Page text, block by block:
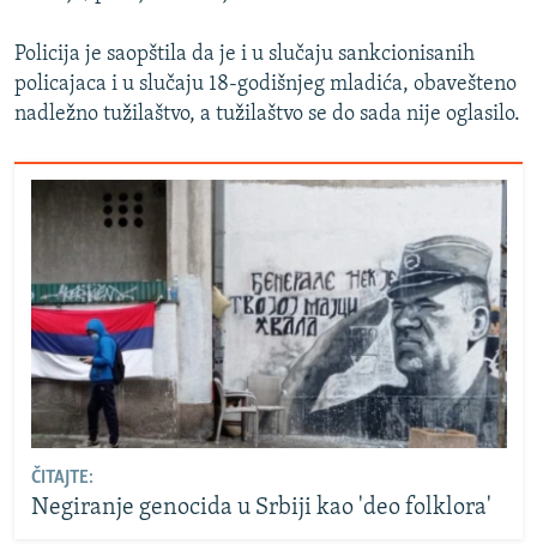
Policija je saopštila da je i u slučaju sankcionisanih
policajaca i u slučaju 18-godišnjeg mladića, obavešteno
nadležno tužilaštvo, a tužilaštvo se do sada nije oglasilo.
ČITAJTE:
Negiranje genocida u Srbiji kao 'deo folklora'